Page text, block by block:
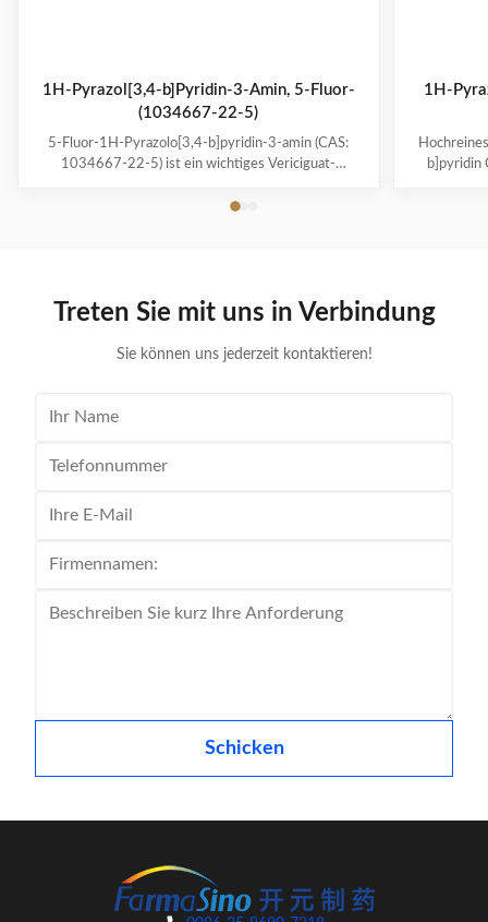
1H-Pyrazol[3,4-b]Pyridin-3-Amin, 5-Fluor-
(1034667-22-5)
5-Fluor-1H-Pyrazolo[3,4-b]pyridin-3-amin (CAS:
1034667-22-5) ist ein wichtiges Vericiguat-
Erhältlich in 25-kg-Fässern mit einer
1H-
b]pyridin
Treten Sie mit uns in Verbindung
Sie können uns jederzeit kontaktieren!
Schicken